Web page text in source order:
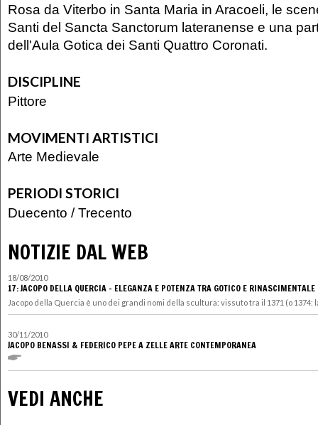
Rosa da Viterbo in Santa Maria in Aracoeli, le
Santi del Sancta Sanctorum lateranense e una
dell'Aula Gotica dei Santi Quattro Coronati.
DISCIPLINE
Pittore
MOVIMENTI ARTISTICI
Arte Medievale
PERIODI STORICI
Duecento /Trecento
NOTIZIE DAL WEB
18/08/2010
17: JACOPO DELLA QUERCIA - ELEGANZA E POTENZA TRA GOTICO E RINASCIMENTALE
Jacopo della Quercia è uno dei grandi nomi della scultura: vissuto tra il 1371 (o 1374:
30/11/2010
JACOPO BENASSI & FEDERICO PEPE A ZELLE ARTE CONTEMPORANEA
VEDI ANCHE